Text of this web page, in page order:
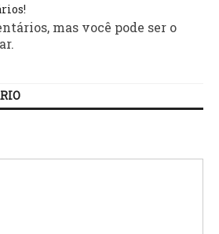
mas você pode ser o